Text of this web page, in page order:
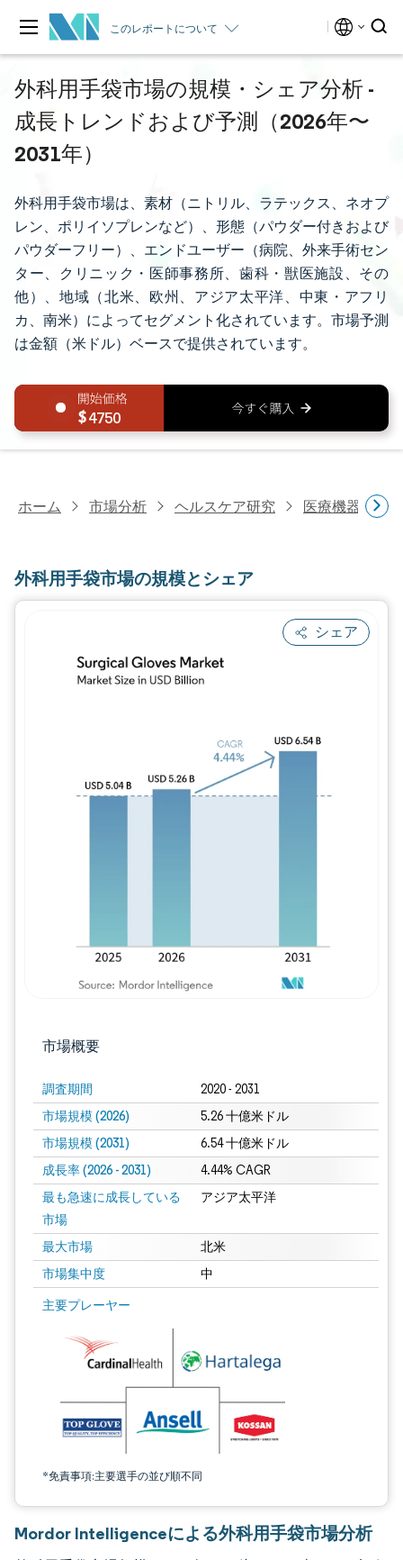
このレポートについて
外科用手袋市場の規模・シェア分析 -
成長トレンドおよび予測（2026年〜
2031年）
外科用手袋市場は、素材（ニトリル、ラテックス、ネオプ
レン、ポリイソプレンなど）、形態（パウダー付きおよび
パウダーフリー）、エンドユーザー（病院、外来手術セン
ター、クリニック・医師事務所、歯科・獣医施設、その
他）、地域（北米、欧州、アジア太平洋、中東・アフリ
カ、南米）によってセグメント化されています。市場予測
は金額（米ドル）ベースで提供されています。
4750
ホーム 市場分析 ヘルスケア研究 医療機器研究
外科用手袋市場の規模とシェア
シェア
市場概要
調査期間 2020 - 2031
市場規模 (2026) 5.26 十億米ドル
市場規模 (2031) 6.54 十億米ドル
成長率 (2026 - 2031) 4.44% CAGR
最も急速に成長している
市場
アジア太平洋
最大市場 北米
市場集中度 中
主要プレーヤー
*免責事項:主要選手の並び順不同
画像 © Mordor Intelligence。再利用にはCC BY 4.0の表示が必要です。
Mordor Intelligenceによる外科用手袋市場分析